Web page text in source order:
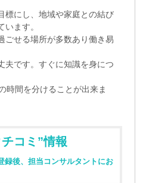
標にし、地域や家庭との結び
ます。
ごせる場所が多数あり働き易
夫です。すぐに知識を身につ
時間を分けることが出来ま
チコミ”情報
録後、担当コンサルタントにお